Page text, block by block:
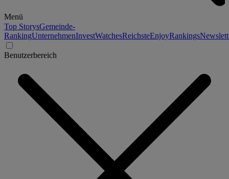
Menü
Top StorysGemeinde-
RankingUnternehmenInvestWatchesReichsteEnjoyRankings
Benutzerbereich